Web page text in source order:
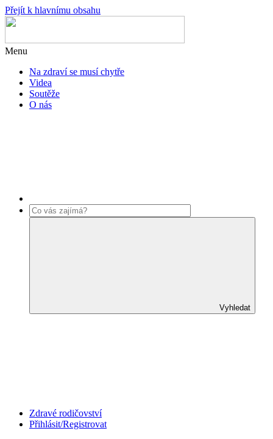
Přejít k hlavnímu obsahu
Menu
Na zdraví se musí chytře
Videa
Soutěže
O nás
Vyhledat
Zdravé rodičovství
Přihlásit/Registrovat